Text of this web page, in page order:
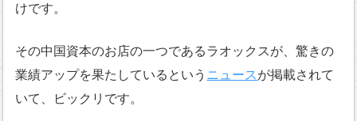
けです。
その中国資本のお店の一つであるラオックスが、驚きの
業績アップを果たしているという ニュースが掲載されて
いて、ビックリです。